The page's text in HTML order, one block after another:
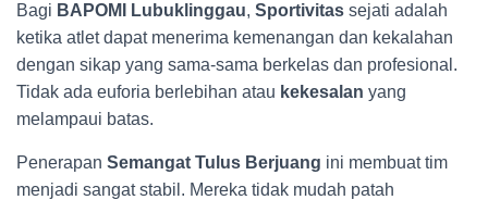
Bagi BAPOMI Lubuklinggau, Sportivitas sejati adalah
ketika atlet dapat menerima kemenangan dan kekalahan
dengan sikap yang sama-sama berkelas dan profesional.
Tidak ada euforia berlebihan atau kekesalan yang
melampaui batas.
Penerapan Semangat Tulus Berjuang ini membuat tim
menjadi sangat stabil. Mereka tidak mudah patah